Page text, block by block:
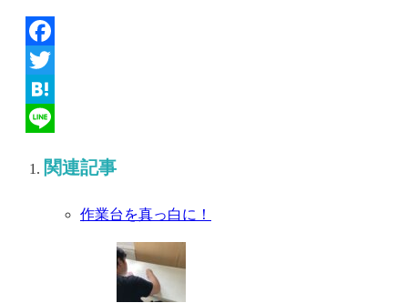
Facebook
Twitter
Hatena
関連記事
作業台を真っ白に！